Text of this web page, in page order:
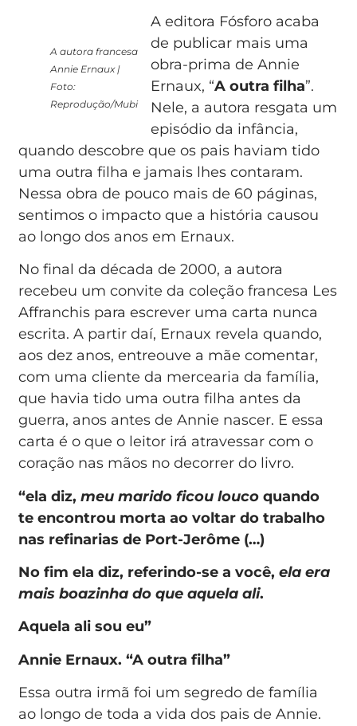
A autora francesa
Annie Ernaux |
Foto:
Reprodução/Mubi
A editora Fósforo acaba
de publicar mais uma
obra-prima de Annie
Ernaux, “A outra filha”.
Nele, a autora resgata um
episódio da infância,
quando descobre que os pais haviam tido
uma outra filha e jamais lhes contaram.
Nessa obra de pouco mais de 60 páginas,
sentimos o impacto que a história causou
ao longo dos anos em Ernaux.
No final da década de 2000, a autora
recebeu um convite da coleção francesa Les
Affranchis para escrever uma carta nunca
escrita. A partir daí, Ernaux revela quando,
aos dez anos, entreouve a mãe comentar,
com uma cliente da mercearia da família,
que havia tido uma outra filha antes da
guerra, anos antes de Annie nascer. E essa
carta é o que o leitor irá atravessar com o
coração nas mãos no decorrer do livro.
“ela diz,meu marido ficou louco quando
te encontrou morta ao voltar do trabalho
nas refinarias de Port-Jerôme (…)
No fim ela diz, referindo-se a você,ela era
mais boazinha do que aquela ali.
Aquela ali sou eu”
Annie Ernaux. “A outra filha”
Essa outra irmã foi um segredo de família
ao longo de toda a vida dos pais de Annie.